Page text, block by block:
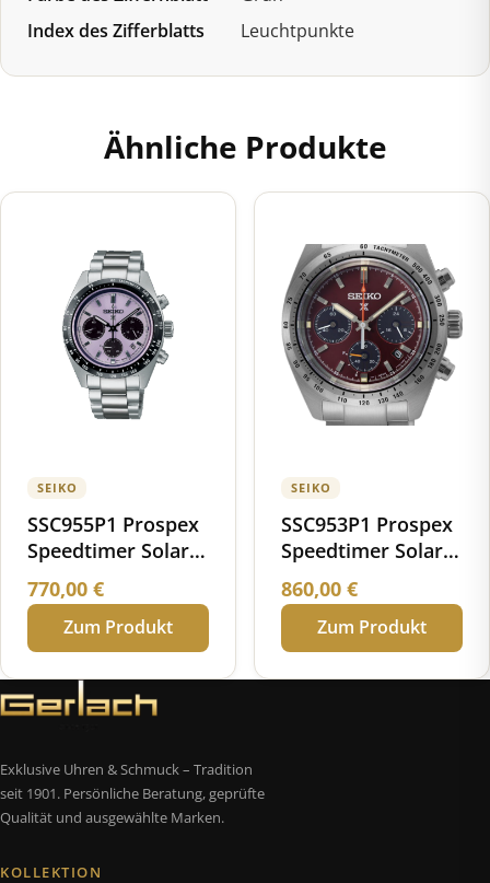
Index des Zifferblatts
Leuchtpunkte
Ähnliche Produkte
SEIKO
SSC955P1 Prospex
Speedtimer Solar
Chronograph
World Athletics
Championships
Tokyo 25 Limited
Edition
770,00 €
Zum Produkt
SEIKO
SSC953P1 Prospex
Speedtimer Solar
Chronograph
Limited Edition
860,00 €
Zum Produkt
Exklusive Uhren & Schmuck – Tradition
seit 1901. Persönliche Beratung, geprüfte
Qualität und ausgewählte Marken.
KOLLEKTION